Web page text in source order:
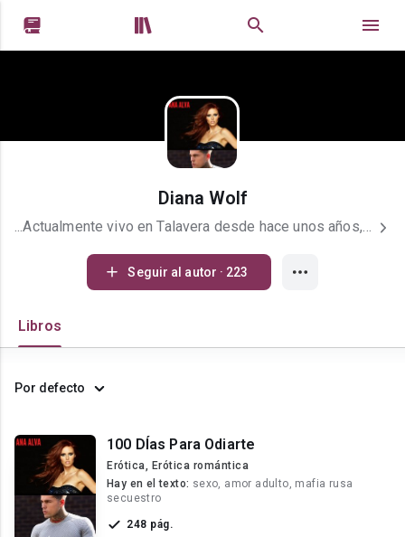
 
Diana Wolf
...Actualmente vivo en Talavera desde hace unos años, siempre me ha gustado mucho la lectura he leído toda clase de generos, pero desde que salió a la luz cincuenta sombras de grey me encanto la literatura erótico romántica y a partir de ese momento pues he ido escribiendo, soy un poco novata pero todo lo hago desde el corazón. Soy alocada, seria, suelo tener cambios de humor repentinos, si estoy muy loquita, pero todo lo hago con mucho amor, vivo con mi pareja, mi perro y mi pájaro, adoro a los animales y soy vegetariana, la vida, me encanta disfrutarla día a día.......
Seguir al autor · 223
Libros
Por defecto
100 DÍas Para Odiarte
Erótica, Erótica romántica
Hay en el texto: sexo, amor adulto, mafia rusa
secuestro
248 pág.